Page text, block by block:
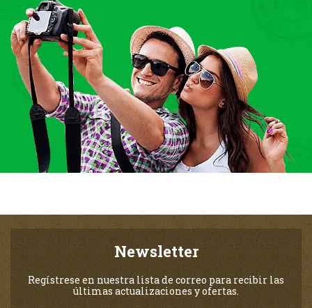
Newsletter
Regístrese en nuestra lista de correo para recibir las
últimas actualizaciones y ofertas.